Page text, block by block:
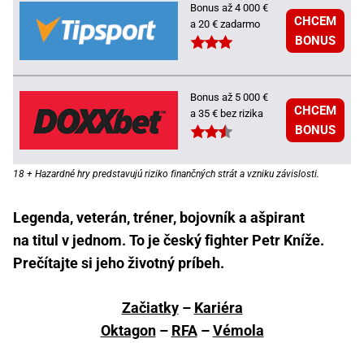
Bonus až 4 000 €
a 20 € zadarmo
CHCEM
BONUS
Bonus až 5 000 €
a 35 € bez rizika
CHCEM
BONUS
18 + Hazardné hry predstavujú riziko finančných strát a vzniku závislosti.
Legenda, veterán, tréner, bojovník a ašpirant
na titul v jednom. To je český fighter Petr Kníže.
Prečítajte si jeho životný príbeh.
Začiatky– Kariéra
Oktagon– RFA–Vémola